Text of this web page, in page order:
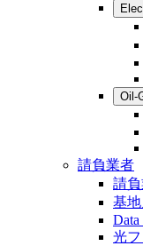
Oil-
請負業者
請
基
Data
光